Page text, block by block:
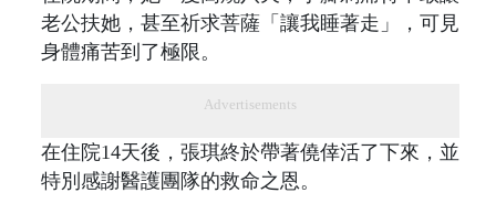
老公扶她，甚至祈求菩薩「讓我睡著走」，可見
身體痛苦到了極限。
Advertisements
在住院14天後，張琪終於帶著僥倖活了下來，並
特別感謝醫護團隊的救命之恩。